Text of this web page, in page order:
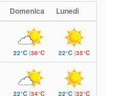
Domenica Lunedì
22°C|36°C 22°C |35°C
22°C|34°C 22°C |32°C